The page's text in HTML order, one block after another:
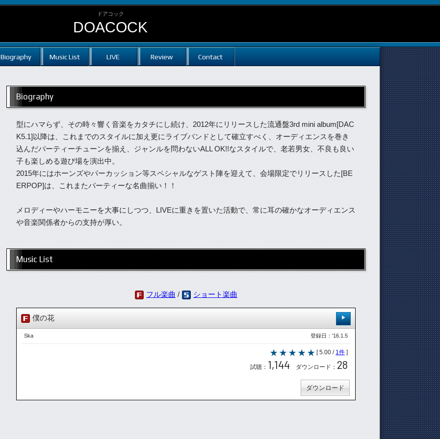
ドアコック
DOACOCK
Biography Music List LIVE Review Contact
Biography
型にハマらず、その時々響く音楽をカタチにし続け、2012年にリリースした流通盤3rd mini album[DAC
K5.1]以降は、これまでのスタイルに加え更にライブバンドとして確立すべく、オーディエンスを巻き
込んだパーティーチューンを揃え、ジャンルを問わないALL OK!!なスタイルで、老若男女、不良も良い
子も楽しめる遊び場を演出中。
2015年にはホーンズやパーカッション等スペシャルなゲスト陣を迎えて、会場限定でリリースした[BE
ERPOP]は、これまたパーティーな名曲揃い！！
メロディーやハーモニーを大事にしつつ、LIVEに重きを置いた活動で、常に耳の確かなオーディエンス
や音楽関係者からの支持が厚い。
Music List
フル楽曲 / ショート楽曲
僕の花
登録日：'16.1.5
Ska
[ 5.00 / 1件 ]
試聴： 1,144 ダウンロード： 28
ダウンロード